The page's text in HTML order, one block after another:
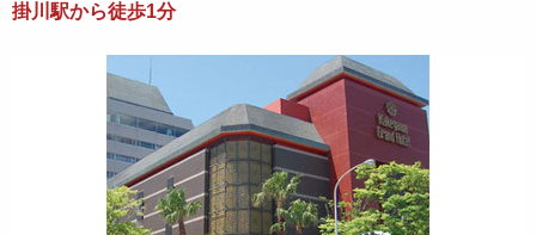
掛川駅から徒歩1分